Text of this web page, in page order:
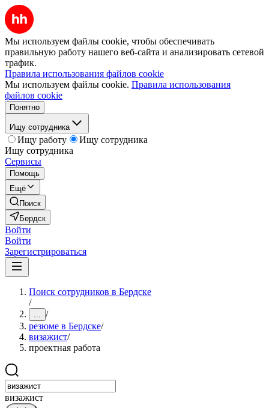
Мы используем файлы cookie, чтобы обеспечивать
правильную работу нашего веб-сайта и анализировать сетевой
трафик.
Правила использования файлов cookie
Мы используем файлы cookie. Правила использования
файлов cookie
Понятно
Ищу сотрудника
Ищу работу
Ищу сотрудника
Ищу сотрудника
Сервисы
Помощь
Ещё
Поиск
Бердск
Войти
Войти
Зарегистрироваться
Поиск сотрудников в Бердске
/
... /
резюме в Бердске/
визажист/
проектная работа
визажист